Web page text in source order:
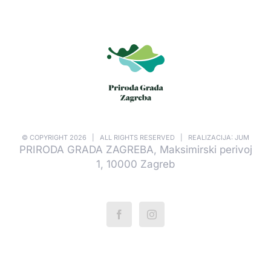
© COPYRIGHT 2026 | ALL RIGHTS RESERVED | REALIZACIJA: JUM
PRIRODA GRADA ZAGREBA, Maksimirski perivoj
1, 10000 Zagreb